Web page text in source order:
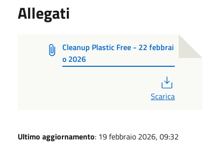
Allegati
Cleanup Plastic Free - 22 febbrai
o 2026
Scarica
Ultimo aggiornamento: 19 febbraio 2026, 09:32